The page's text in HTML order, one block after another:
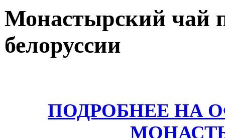
Монастырский чай
белоруссии
ПОДРОБНЕЕ НА